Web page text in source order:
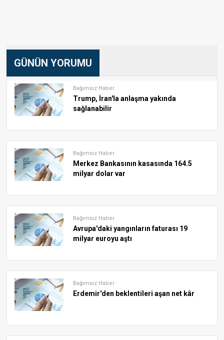
GÜNÜN YORUMU
Bağımsız Haber
Trump, İran'la anlaşma yakında
sağlanabilir
Bağımsız Haber
Merkez Bankasının kasasında 164.5
milyar dolar var
Bağımsız Haber
Avrupa'daki yangınların faturası 19
milyar euroyu aştı
Bağımsız Haber
Erdemir'den beklentileri aşan net kâr